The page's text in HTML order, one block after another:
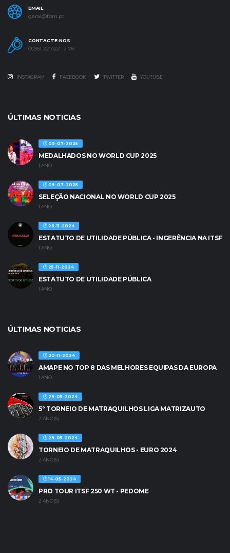
EMAIL
geral@fpm.pt
CONTACTE-NOS
00351 22 422 12 76
INSTAGRAM FACEBOOK TWITTER YOUTUBE
ÚLTIMAS NOTICIAS
09-07-2025
MEDALHADOS NO WORLD CUP 2025
1 ANO
09-07-2025
SELEÇÃO NACIONAL NO WORLD CUP 2025
1 ANO
26-11-2024
ESTATUTO DE UTILIDADE PÚBLICA - INGERÊNCIA NA ITSF
1 ANO
25-11-2024
ESTATUTO DE UTILIDADE PÚBLICA
1 ANO
ÚLTIMAS NOTICIAS
20-11-2024
AMAPE NO TOP 8 DAS MELHORES EQUIPAS DA EUROPA
1 ANO
29-05-2024
5º TORNEIO DE MATRAQUILHOS LIGA MATRIZAUTO
2 ANO(S)
29-05-2024
TORNEIO DE MATRAQUILHOS - EURO 2024
2 ANO(S)
14-05-2024
PRO TOUR ITSF 250 WT - PEDOME
2 ANO(S)